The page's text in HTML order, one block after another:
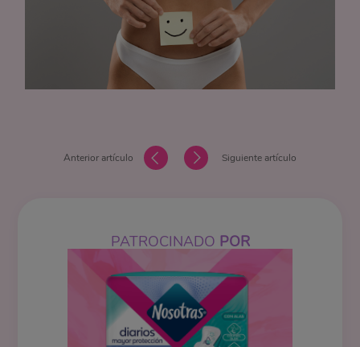
Anterior artículo Siguiente artículo
PATROCINADO POR